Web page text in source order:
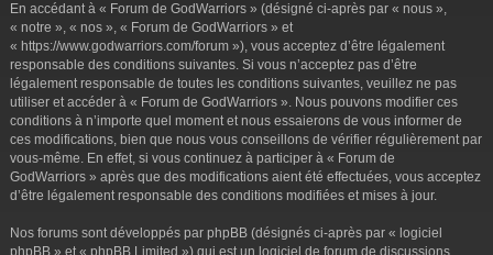
En accédant à « Forum de GodWarriors » (désigné ci-après par « nous »,
« notre », « nos », « Forum de GodWarriors » et
« https://www.godwarriors.com/forum »), vous acceptez d’être légalement
responsable des conditions suivantes. Si vous n’acceptez pas d’être
légalement responsable de toutes les conditions suivantes, veuillez ne pas
utiliser et accéder à « Forum de GodWarriors ». Nous pouvons modifier ces
conditions à n’importe quel moment et nous essaierons de vous informer de
ces modifications, bien que nous vous conseillons de vérifier régulièrement par
vous-même. En effet, si vous continuez à participer à « Forum de
GodWarriors » après que des modifications aient été effectuées, vous acceptez
d’être légalement responsable des conditions modifiées et mises à jour.
Nos forums sont développés par phpBB (désignés ci-après par « logiciel